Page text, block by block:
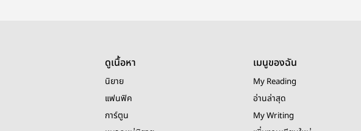
ดูเนื้อหา
นิยาย
แฟนฟิค
การ์ตูน
เมนูของฉัน
My Reading
อ่านล่าสุด
My Writing